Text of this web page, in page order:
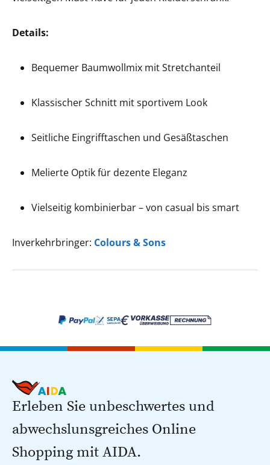
Details:
Bequemer Baumwollmix mit Stretchanteil
Klassischer Schnitt mit sportivem Look
Seitliche Eingrifftaschen und Gesäßtaschen
Melierte Optik für dezente Eleganz
Vielseitig kombinierbar – von casual bis smart
Inverkehrbringer: Colours & Sons
Erleben Sie unbeschwertes und
abwechslunsgreiches Online
Shopping mit AIDA.